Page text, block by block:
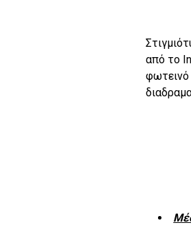
από το
φωτεινό